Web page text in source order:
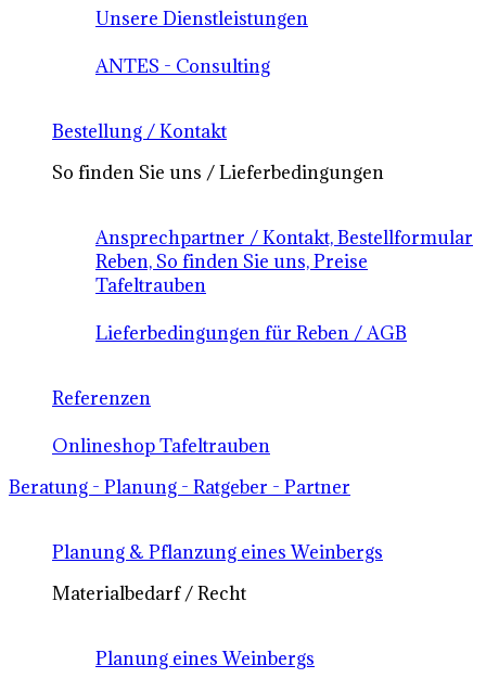
Unsere Dienstleistungen
ANTES - Consulting
Bestellung / Kontakt
So finden Sie uns / Lieferbedingungen
Ansprechpartner / Kontakt, Bestellformular
Reben, So finden Sie uns, Preise
Tafeltrauben
Lieferbedingungen für Reben / AGB
Referenzen
Onlineshop Tafeltrauben
Beratung - Planung - Ratgeber - Partner
Planung & Pflanzung eines Weinbergs
Materialbedarf / Recht
Planung eines Weinbergs